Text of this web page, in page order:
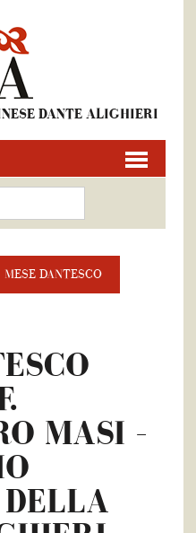
DANTE ALIGHIERI
MESE DANTESCO
MASI –